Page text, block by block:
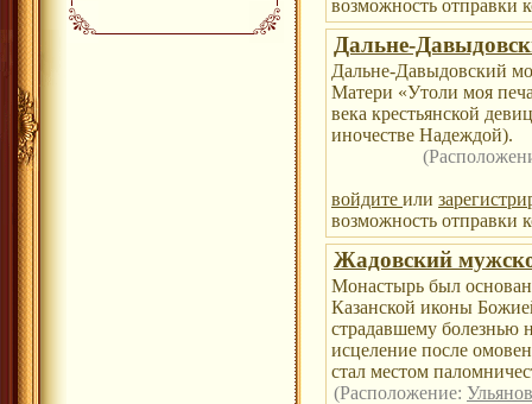
возможность отправки
Дальне-
Дальне-Давыдовский
Матери «Утоли моя
века крестьянской
иночестве Надеждой).
войдите или
возможность отправки
Жадовский
Монастырь был основан
Казанской иконы
страдавшему болезнью
исцеление после
стал местом
(Расположение: